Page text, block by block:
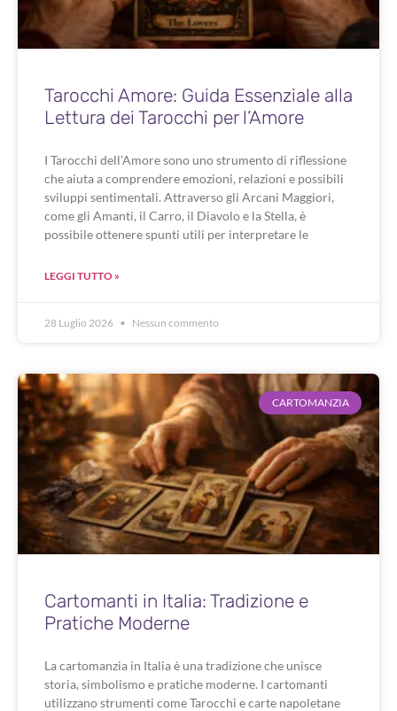
Tarocchi Amore: Guida Essenziale alla
Lettura dei Tarocchi per l’Amore
I Tarocchi dell’Amore sono uno strumento di riflessione
che aiuta a comprendere emozioni, relazioni e possibili
sviluppi sentimentali. Attraverso gli Arcani Maggiori,
come gli Amanti, il Carro, il Diavolo e la Stella, è
possibile ottenere spunti utili per interpretare le
LEGGI TUTTO »
28 Luglio 2026 Nessun commento
CARTOMANZIA
Cartomanti in Italia: Tradizione e
Pratiche Moderne
La cartomanzia in Italia è una tradizione che unisce
storia, simbolismo e pratiche moderne. I cartomanti
utilizzano strumenti come Tarocchi e carte napoletane